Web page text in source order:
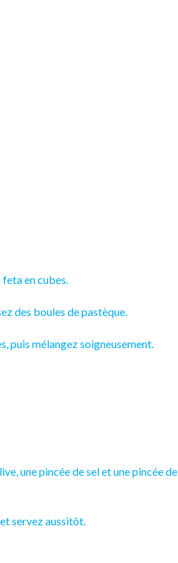
feta en cubes.
des boules de pastèque.
puis mélangez soigneusement.
une pincée de sel et une pincée de
servez aussitôt.